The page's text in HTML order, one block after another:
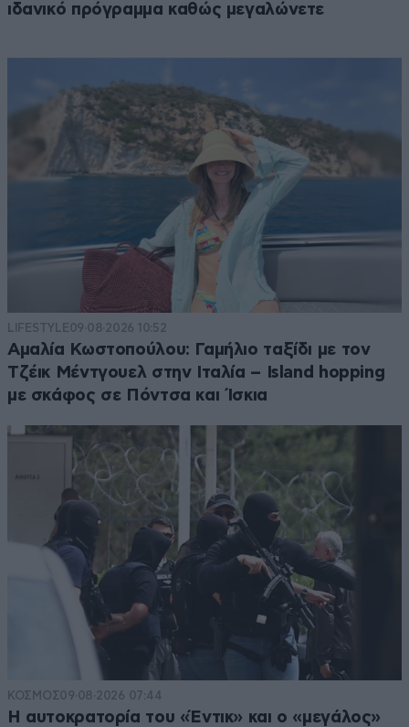
ιδανικό πρόγραμμα καθώς μεγαλώνετε
LIFESTYLE09·08·2026 10:52
Αμαλία Κωστοπούλου: Γαμήλιο ταξίδι με τον
Τζέικ Μέντγουελ στην Ιταλία – Island hopping
με σκάφος σε Πόντσα και Ίσκια
ΚΟΣΜΟΣ09·08·2026 07:44
Η αυτοκρατορία του «Έντικ» και ο «μεγάλος»